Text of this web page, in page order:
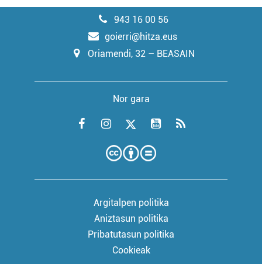
943 16 00 56
goierri@hitza.eus
Oriamendi, 32 – BEASAIN
Nor gara
Argitalpen politika
Aniztasun politika
Pribatutasun politika
Cookieak